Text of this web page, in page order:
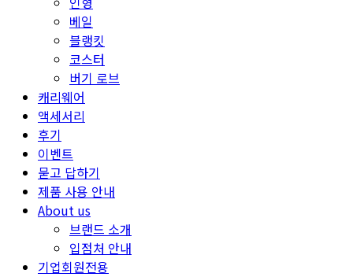
베일
블랭킷
코스터
버기 로브
캐리웨어
액세서리
후기
이벤트
묻고 답하기
제품 사용 안내
About us
브랜드 소개
입점처 안내
기업회원전용